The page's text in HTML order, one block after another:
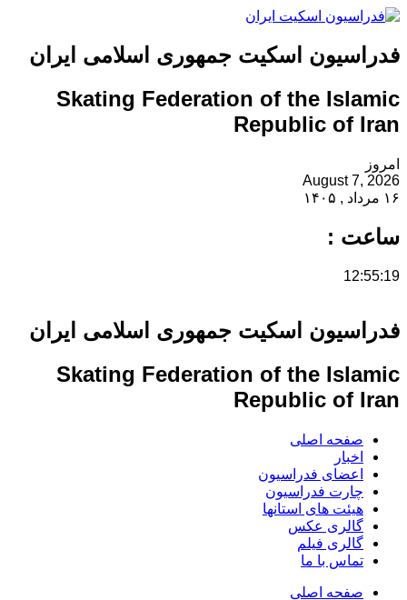
فدراسیون اسکیت جمهوری اسلامی ایران
Skating Federation of the Islamic
Republic of Iran
امروز
August 7, 2026
۱۶ مرداد , ۱۴۰۵
ساعت :
12:55:19
فدراسیون اسکیت جمهوری اسلامی ایران
Skating Federation of the Islamic
Republic of Iran
صفحه اصلی
اخبار
اعضای فدراسیون
چارت فدراسیون
هیئت های استانها
گالری عکس
گالری فیلم
تماس با ما
صفحه اصلی